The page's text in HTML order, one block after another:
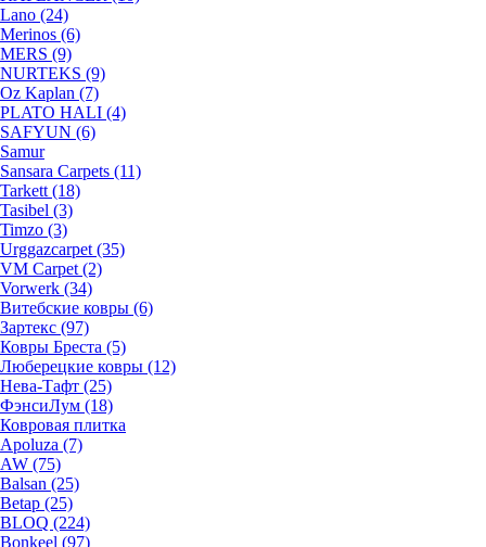
Lano (24)
Merinos (6)
MERS (9)
NURTEKS (9)
Oz Kaplan (7)
PLATO HALI (4)
SAFYUN (6)
Samur
Sansara Carpets (11)
Tarkett (18)
Tasibel (3)
Timzo (3)
Urggazcarpet (35)
VM Carpet (2)
Vorwerk (34)
Витебские ковры (6)
Зартекс (97)
Ковры Бреста (5)
Люберецкие ковры (12)
Нева-Тафт (25)
ФэнсиЛум (18)
Ковровая плитка
Apoluza (7)
AW (75)
Balsan (25)
Betap (25)
BLOQ (224)
Bonkeel (97)